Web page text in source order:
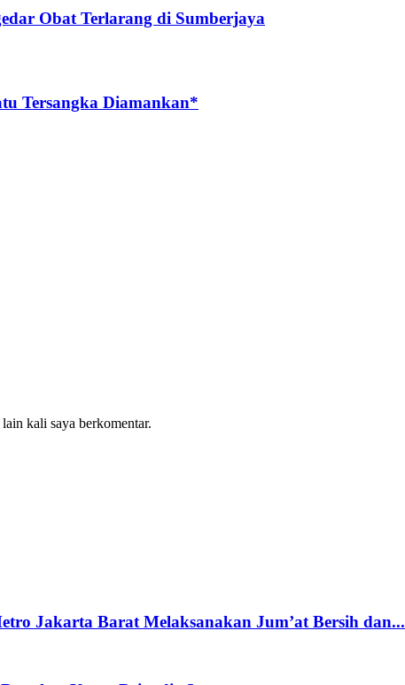
Obat Terlarang di Sumberjaya
Tersangka Diamankan*
kali saya berkomentar.
Jakarta Barat Melaksanakan Jum’at Bersih dan...